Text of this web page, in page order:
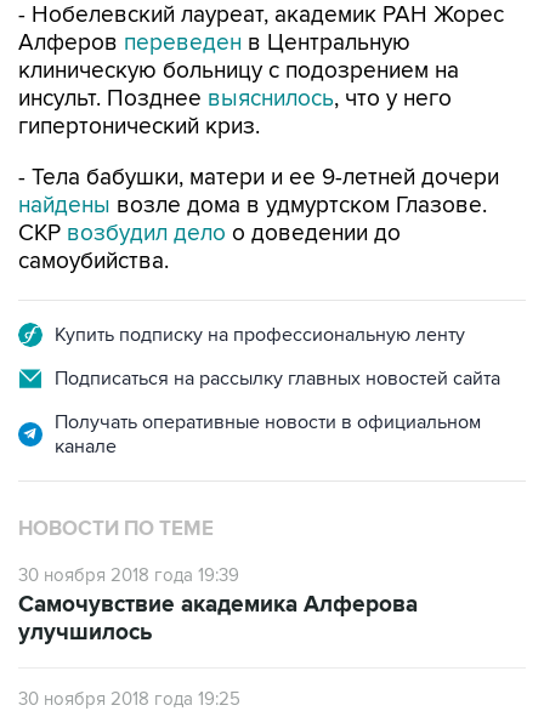
- Нобелевский лауреат, академик РАН Жорес
Алферов переведен в Центральную
клиническую больницу с подозрением на
инсульт. Позднее выяснилось, что у него
гипертонический криз.
- Тела бабушки, матери и ее 9-летней дочери
найдены возле дома в удмуртском Глазове.
СКР возбудил дело о доведении до
самоубийства.
Купить подписку на профессиональную ленту
Подписаться на рассылку главных новостей сайта
Получать оперативные новости в официальном
канале
НОВОСТИ ПО ТЕМЕ
30 ноября 2018 года 19:39
Самочувствие академика Алферова
улучшилось
30 ноября 2018 года 19:25